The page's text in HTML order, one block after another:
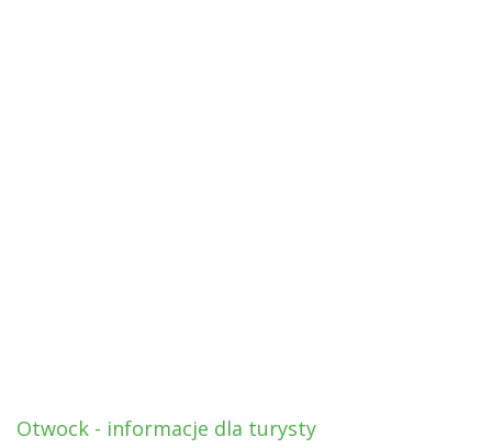
Otwock - informacje dla turysty